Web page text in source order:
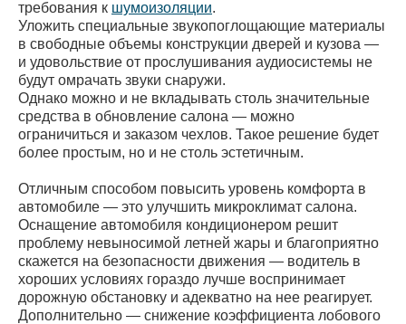
требования к шумоизоляции.
Уложить специальные звукопоглощающие материалы
в свободные объемы конструкции дверей и кузова —
и удовольствие от прослушивания аудиосистемы не
будут омрачать звуки снаружи.
Однако можно и не вкладывать столь значительные
средства в обновление салона — можно
ограничиться и заказом чехлов. Такое решение будет
более простым, но и не столь эстетичным.
Отличным способом повысить уровень комфорта в
автомобиле — это улучшить микроклимат салона.
Оснащение автомобиля кондиционером решит
проблему невыносимой летней жары и благоприятно
скажется на безопасности движения — водитель в
хороших условиях гораздо лучше воспринимает
дорожную обстановку и адекватно на нее реагирует.
Дополнительно — снижение коэффициента лобового